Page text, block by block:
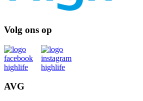
Volg ons op
AVG